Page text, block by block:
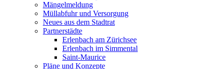
Mängelmeldung
Müllabfuhr und Versorgung
Neues aus dem Stadtrat
Partnerstädte
Erlenbach am Zürichsee
Erlenbach im Simmental
Saint-Maurice
Pläne und Konzepte